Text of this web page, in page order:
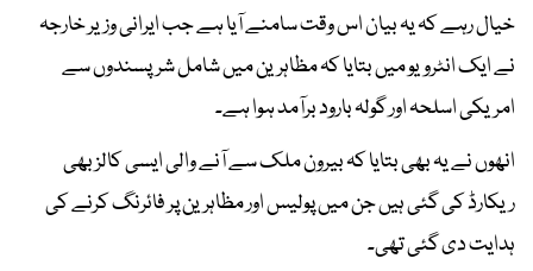
خیال رہے کہ یہ بیان اس وقت سامنے آیا ہے جب ایرانی وزیر خارجہ
نے ایک انٹرویو میں بتایا کہ مظاہرین میں شامل شرپسندوں سے
امریکی اسلحہ اور گولہ بارود برآمد ہوا ہے۔
انھوں نے یہ بھی بتایا کہ بیرون ملک سے آنے والی ایسی کالز بھی
ریکارڈ کی گئی ہیں جن میں پولیس اور مظاہرین پر فائرنگ کرنے کی
ہدایت دی گئی تھی۔